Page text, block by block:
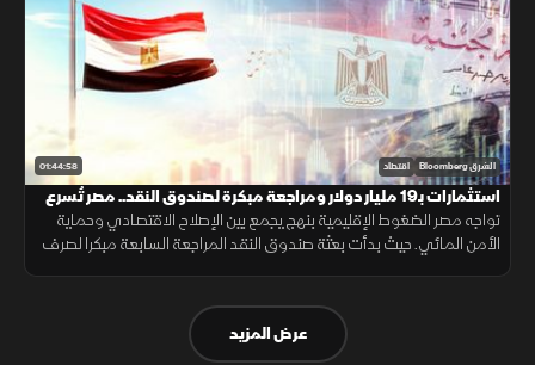
01:44:58 الشرق Bloomberg اقتصاد
استثمارات بـ19 مليار دولار ومراجعة مبكرة لصندوق النقد.. مصر تُسرع
الإصلاح
تواجه مصر الضغوط الإقليمية بنهج يجمع بين الإصلاح الاقتصادي وحماية
الأمن المائي. حيث بدأت بعثة صندوق النقد المراجعة السابعة مبكرا لصرف
عرض المزيد